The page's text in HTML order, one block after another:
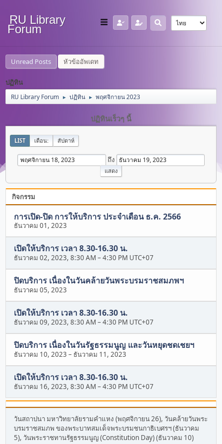
RU Library
Forum
Unread Posts หัวข้ออัพเดท
ปฏิทิน
RU Library Forum ► ปฏิทิน ► พฤศจิกายน 2023
ปฏิทินเร็วๆ นี้
LIST เดือน: สัปดาห์
ถึง
กิจกรรม
การเปิด-ปิด การให้บริการ ประจำเดือน ธ.ค. 2566
ธันวาคม 01, 2023
เปิดให้บริการ เวลา 8.30-16.30 น.
ธันวาคม 02, 2023, 8:30 AM –4:30 PM UTC+07
ปิดบริการ เนื่องในวันคล้ายวันพระบรมราชสมภพฯ
ธันวาคม 05, 2023
เปิดให้บริการ เวลา 8.30-16.30 น.
ธันวาคม 09, 2023, 8:30 AM –4:30 PM UTC+07
ปิดบริการ เนื่องในวันรัฐธรรมนูญ และวันหยุดชดเชยฯ
ธันวาคม 10, 2023 – ธันวาคม 11, 2023
เปิดให้บริการ เวลา 8.30-16.30 น.
ธันวาคม 16, 2023, 8:30 AM –4:30 PM UTC+07
วันสถาปนา มหาวิทยาลัยรามคำแหง (พฤศจิกายน 26), วันคล้ายวันพระ
บรมราชสมภพ ของพระบาทสมเด็จพระบรมชนกาธิเบศรฯ (ธันวาคม
5), วันพระราชทานรัฐธรรมนูญ (Constitution Day) (ธันวาคม 10)